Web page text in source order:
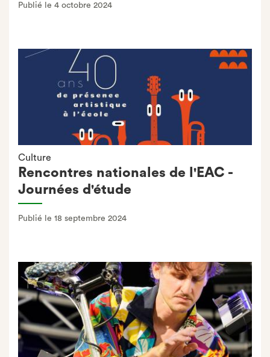
Publié le 4 octobre 2024
Culture
Rencontres nationales de l'EAC -
Journées d'étude
Publié le 18 septembre 2024